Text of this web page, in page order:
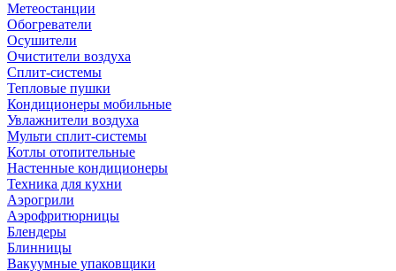
Метеостанции
Обогреватели
Осушители
Очистители воздуха
Сплит-системы
Тепловые пушки
Кондиционеры мобильные
Увлажнители воздуха
Мульти сплит-системы
Котлы отопительные
Настенные кондиционеры
Техника для кухни
Аэрогрили
Аэрофритюрницы
Блендеры
Блинницы
Вакуумные упаковщики